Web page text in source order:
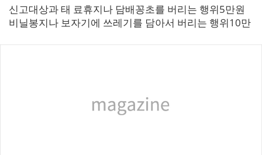
신고대상과 태 료휴지나 담배꽁초를 버리는 행위5만원
비닐봉지나 보자기에 쓰레기를 담아서 버리는 행위10만
자기 쓰레기를 수거하지 않고 버리는 행위2...